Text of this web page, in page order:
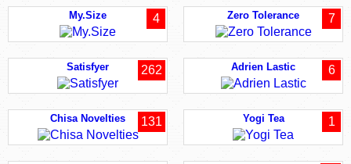
My.Size 4 Zero Tolerance 7
Satisfyer 262 Adrien Lastic 6
Chisa Novelties 131 Yogi Tea 1